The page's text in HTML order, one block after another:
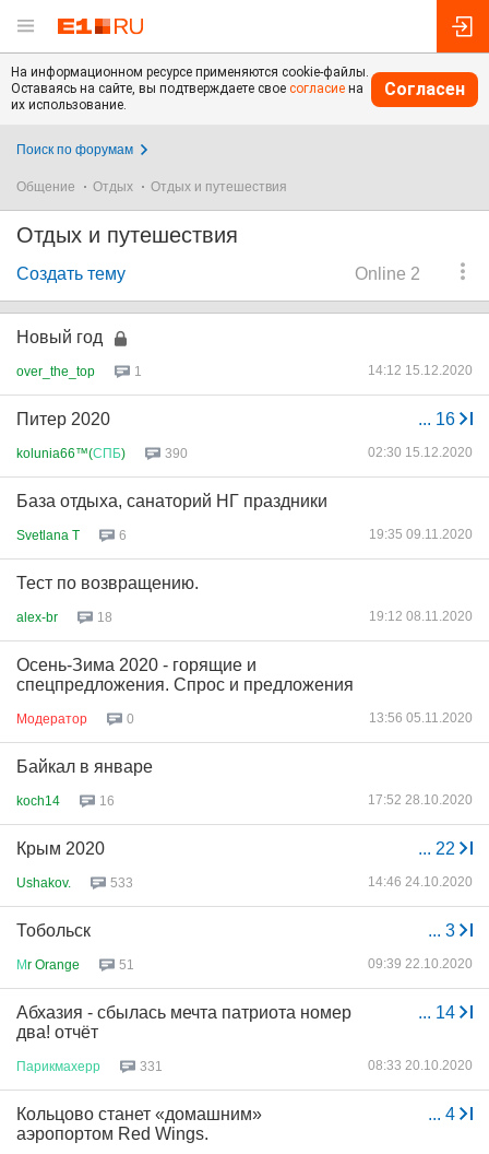
На информационном ресурсе применяются cookie-файлы.
Оставаясь на сайте, вы подтверждаете свое согласие на
их использование.
Согласен
Поиск по форумам
Общение Отдых Отдых и путешествия
Отдых и путешествия
Online 2
Создать тему
Новый год
over_the_top 1 14:12 15.12.2020
... 16
Питер 2020
kolunia66™(СПБ) 390 02:30 15.12.2020
База отдыха, санаторий НГ праздники
Svetlana T 6 19:35 09.11.2020
Тест по возвращению.
alex-br 18 19:12 08.11.2020
Осень-Зима 2020 - горящие и
спецпредложения. Спрос и предложения
Модератор 0 13:56 05.11.2020
Байкал в январе
koch14 16 17:52 28.10.2020
... 22
Крым 2020
Ushakov. 533 14:46 24.10.2020
... 3
Тобольск
Мr Orange 51 09:39 22.10.2020
... 14
Абхазия - сбылась мечта патриота номер
два! отчёт
Парикмахерр 331 08:33 20.10.2020
... 4
Кольцово станет «домашним»
аэропортом Red Wings.